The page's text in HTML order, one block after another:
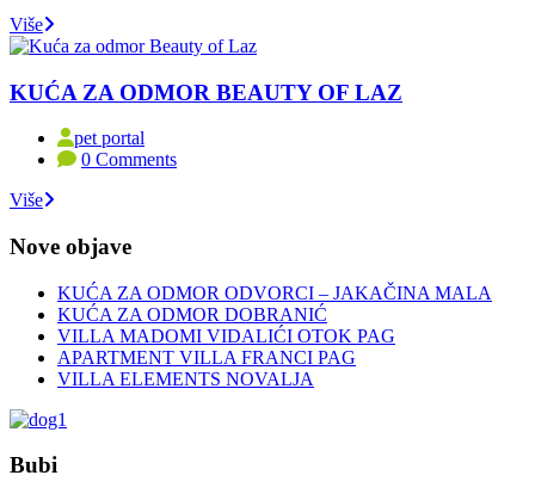
Više
KUĆA ZA ODMOR BEAUTY OF LAZ
pet portal
0 Comments
Više
Nove objave
KUĆA ZA ODMOR ODVORCI – JAKAČINA MALA
KUĆA ZA ODMOR DOBRANIĆ
VILLA MADOMI VIDALIĆI OTOK PAG
APARTMENT VILLA FRANCI PAG
VILLA ELEMENTS NOVALJA
Bubi